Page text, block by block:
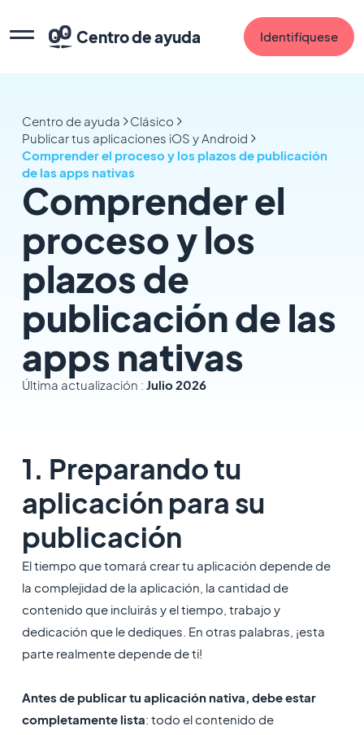
Centro de ayuda Identifíquese
Centro de ayuda
Clásico
Publicar tus aplicaciones iOS y Android
Comprender el proceso y los plazos de publicación
de las apps nativas
Comprender el
proceso y los
plazos de
publicación de las
apps nativas
Última actualización : Julio 2026
1. Preparando tu
aplicación para su
publicación
​El tiempo que tomará crear tu aplicación depende de
la complejidad de la aplicación, la cantidad de
contenido que incluirás y el tiempo, trabajo y
dedicación que le dediques. En otras palabras, ¡esta
parte realmente depende de ti!
Antes de publicar tu aplicación nativa, debe estar
completamente lista: todo el contenido de